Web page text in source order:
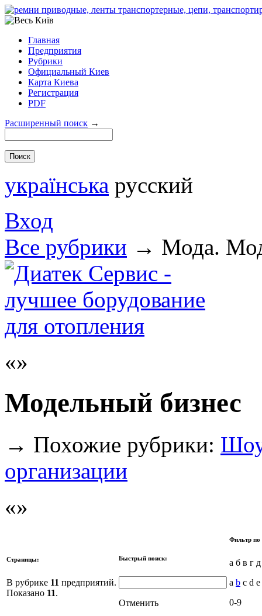
Главная
Предприятия
Рубрики
Официальный Киев
Карта Киева
Регистрация
PDF
Расширенный поиск →
українська русский
Вход
Все рубрики → Мода.
Модельный бизнес
→ Похожие рубрики:
организации
Страницы:
В рубрике 11 предприятий.
Показано 11.
Быстрый поиск:
Отменить
Фильтр по
а б в г
a b c d e
0-9